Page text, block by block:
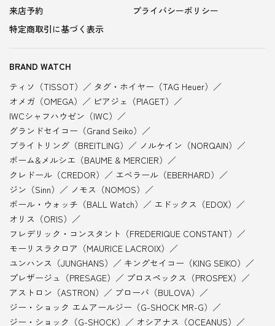
来店予約
プライバシーポリシー
特定商取引に基づく表示
BRAND WATCH
ティソ（TISSOT）
タグ・ホイヤー（TAG Heuer）
オメガ（OMEGA）
ピアジェ（PIAGET）
IWCシャフハウゼン（IWC）
グランドセイコー（Grand Seiko）
ブライトリング（BREITLING）
ノルケイン（NORQAIN）
ボーム&メルシエ（BAUME & MERCIER）
クレドール（CREDOR）
エベラール（EBERHARD）
ジン（Sinn）
ノモス（NOMOS）
ボール・ウォッチ（BALL Watch）
エドックス（EDOX）
オリス（ORIS）
フレデリック・コンスタント（FREDERIQUE CONSTANT）
モーリスラクロア（MAURICE LACROIX）
ユンハンス（JUNGHANS）
キングセイコー（KING SEIKO）
プレザージュ（PRESAGE）
プロスペックス（PROSPEX）
アストロン（ASTRON）
ブローバ（BULOVA）
ジー・ショック エムアールジー（G-SHOCK MR-G）
ジー・ショック（G-SHOCK）
オシアナス（OCEANUS）